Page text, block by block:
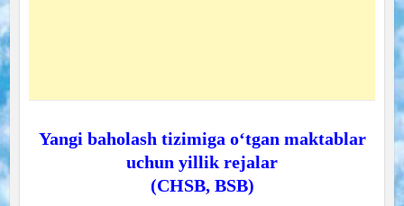
Yangi baholash tizimiga o‘tgan maktablar
uchun yillik rejalar
(CHSB, BSB)